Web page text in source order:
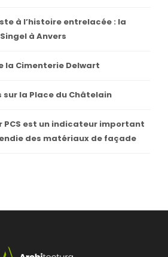
à l’histoire entrelacée : la
à Anvers
la Cimenterie Delwart
sur la Place du Châtelain
PCS est un indicateur important
des matériaux de façade